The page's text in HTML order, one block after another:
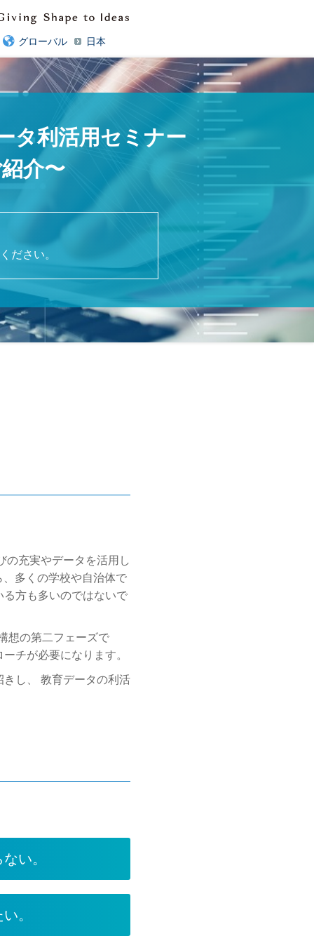
グローバル 日本
タ利活用セミナー
介〜
ださい。
の充実やデータを活用し
多くの学校や自治体で
方も多いのではないで
想の第二フェーズで
チが必要になります。
し、 教育データの利活
い。
。